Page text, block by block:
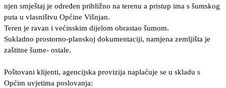
njen smještaj je određen približno na terenu a pristup ima s šumskog
puta u vlasništvu Općine Višnjan.
Teren je ravan i većinskim dijelom obrastao šumom.
Sukladno prostorno-planskoj dokumentaciji, namjena zemljišta je
zaštitne šume- ostale.
Poštovani klijenti, agencijska provizija naplaćuje se u skladu s
Općim uvjetima poslovanja: